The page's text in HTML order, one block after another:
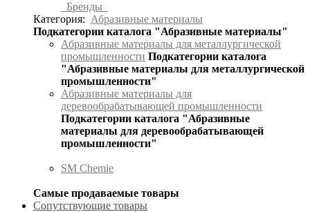
Бренды
Категория: Абразивные материалы
Подкатегории каталога "Абразивные материалы"
Абразивные материалы для металлургической
промышленности Подкатегории каталога
"Абразивные материалы для металлургической
промышленности"
Абразивные материалы для
деревообрабатывающей промышленности
Подкатегории каталога "Абразивные
материалы для деревообрабатывающей
промышленности"
SM Chemie
Самые продаваемые товары
Сопутствующие товары